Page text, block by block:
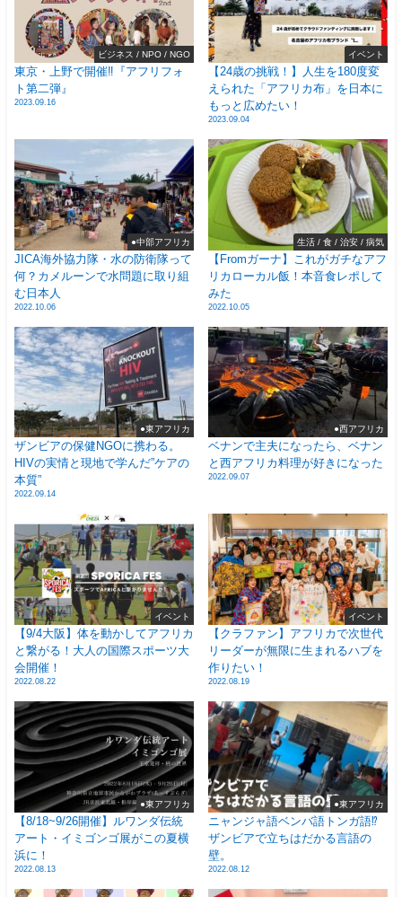
ビジネス / NPO / NGO
東京・上野で開催‼️『アフリフォ
ト第二弾』
2023.09.16
イベント
【24歳の挑戦！】人生を180度変
えられた「アフリカ布」を日本に
もっと広めたい！
2023.09.04
●中部アフリカ
JICA海外協力隊・水の防衛隊って
何？カメルーンで水問題に取り組
む日本人
2022.10.06
生活 / 食 / 治安 / 病気
【Fromガーナ】これがガチなアフ
リカローカル飯！本音食レポして
みた
2022.10.05
●東アフリカ
ザンビアの保健NGOに携わる。
HIVの実情と現地で学んだ”ケアの
本質”
2022.09.14
●西アフリカ
ベナンで主夫になったら、ベナン
と西アフリカ料理が好きになった
2022.09.07
イベント
【9/4大阪】体を動かしてアフリカ
と繋がる！大人の国際スポーツ大
会開催！
2022.08.22
イベント
【クラファン】アフリカで次世代
リーダーが無限に生まれるハブを
作りたい！
2022.08.19
●東アフリカ
【8/18~9/26開催】ルワンダ伝統
アート・イミゴンゴ展がこの夏横
浜に！
2022.08.13
●東アフリカ
ニャンジャ語ベンバ語トンガ語⁉
ザンビアで立ちはだかる言語の
壁。
2022.08.12